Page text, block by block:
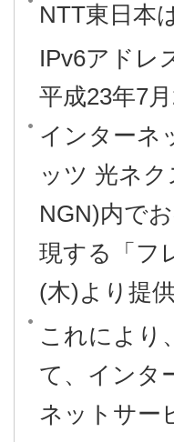
NTT東日本
IPv6アドレ
平成23年7
インターネ
ッツ 光ネ
NGN)内で
現する「フ
(木)より提
これにより
て、インタ
ネットサー